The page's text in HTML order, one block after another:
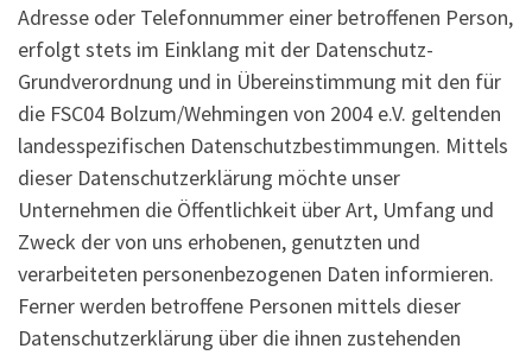
Adresse oder Telefonnummer einer betroffenen Person,
erfolgt stets im Einklang mit der Datenschutz-
Grundverordnung und in Übereinstimmung mit den für
die FSC04 Bolzum/Wehmingen von 2004 e.V. geltenden
landesspezifischen Datenschutzbestimmungen. Mittels
dieser Datenschutzerklärung möchte unser
Unternehmen die Öffentlichkeit über Art, Umfang und
Zweck der von uns erhobenen, genutzten und
verarbeiteten personenbezogenen Daten informieren.
Ferner werden betroffene Personen mittels dieser
Datenschutzerklärung über die ihnen zustehenden